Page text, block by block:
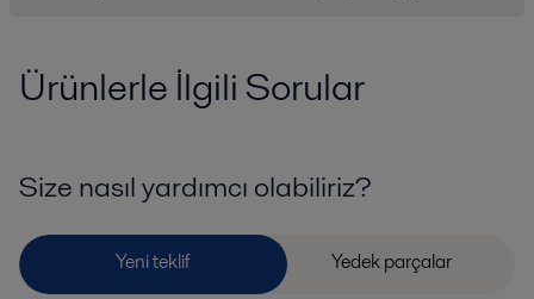
Ürünlerle İlgili Sorular
Size nasıl yardımcı olabiliriz?